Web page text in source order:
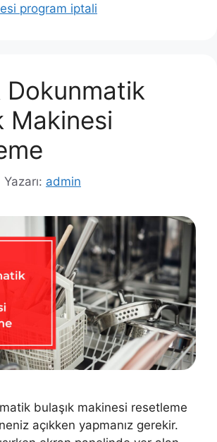
program iptali
Dokunmatik
Makinesi
Yazarı: admin
bulaşık makinesi resetleme
açıkken yapmanız gerekir.